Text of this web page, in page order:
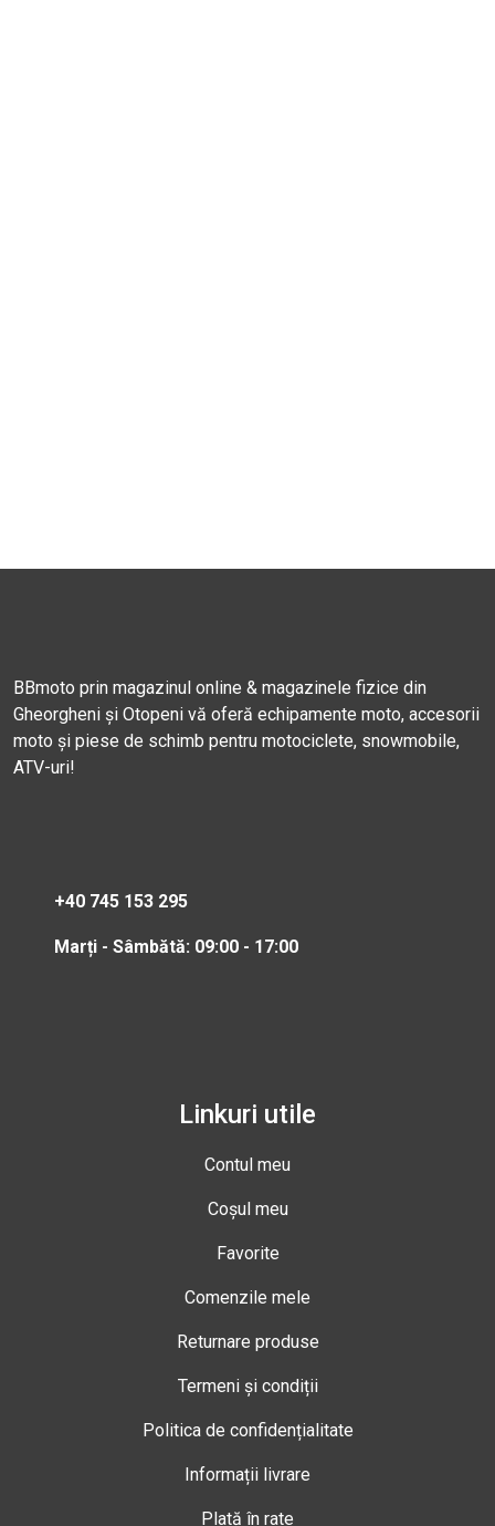
BBmoto prin magazinul online & magazinele fizice din
Gheorgheni și Otopeni vă oferă echipamente moto, accesorii
moto și piese de schimb pentru motociclete, snowmobile,
ATV-uri!
+40 745 153 295
Marți - Sâmbătă: 09:00 - 17:00
Linkuri utile
Contul meu
Coșul meu
Favorite
Comenzile mele
Returnare produse
Termeni și condiții
Politica de confidențialitate
Informații livrare
Plată în rate